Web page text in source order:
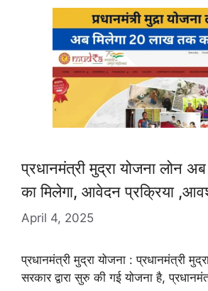
प्रधानमंत्री मुद्रा योजना लोन
का मिलेगा, आवेदन प्रक्रिया
April 4, 2025
प्रधानमंत्री मुद्रा योजना : प्रधानमंत्री
सरकार द्वारा सुरु की गई योजना है,